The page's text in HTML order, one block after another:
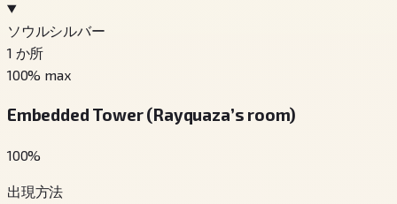
ソウルシルバー
1 か所
100% max
Embedded Tower (Rayquaza’s room)
100%
出現方法